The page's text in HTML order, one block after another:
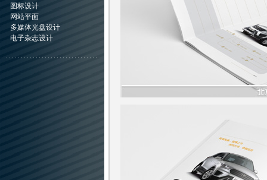
图标设计
网站平面
多媒体光盘设计
电子杂志设计